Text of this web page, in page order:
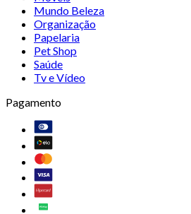
Mundo Beleza
Organização
Papelaria
Pet Shop
Saúde
Tv e Vídeo
Pagamento